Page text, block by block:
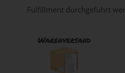
Fulfillment durchgeführt